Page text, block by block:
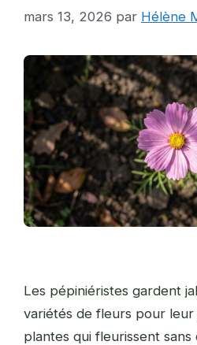
mars 13, 2026 par Hélène
Les pépiniéristes gardent
variétés de fleurs pour
plantes qui fleurissent